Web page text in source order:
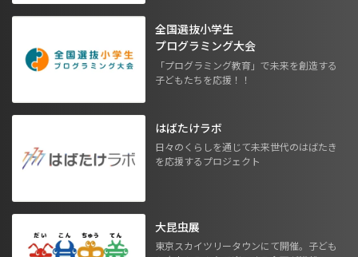
全国選抜小学生
プログラミング大会
「プログラミング教育」で未来を創造する
子どもたちを応援！！
はばたけラボ
日々のくらしを通じて未来世代のはばたき
を応援するプロジェクト
大昆虫展
東京スカイツリータウンにて開催。子ども